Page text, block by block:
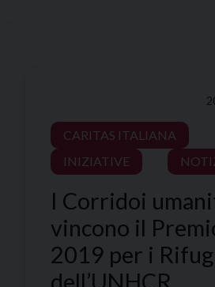
CARITAS ITALIANA
INIZIATIVE
I Corridoi
vincono il
2019 per i
dell’UNHCR